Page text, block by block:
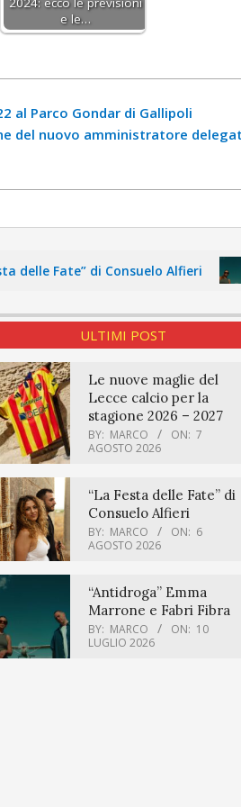
e le…
al Parco Gondar di Gallipoli
del nuovo amministratore
Fate” di Consuelo Alfieri
ULTIMI POST
Le nuove maglie del
Lecce calcio per la
stagione 2026 – 2027
BY: MARCO ON: 7
AGOSTO 2026
“La Festa delle Fate” di
Consuelo Alfieri
BY: MARCO ON: 6
AGOSTO 2026
“Antidroga” Emma
Marrone e Fabri Fibra
BY: MARCO ON: 10
LUGLIO 2026